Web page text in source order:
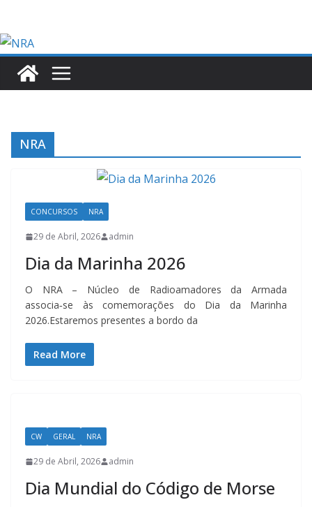
content
NRA
CONCURSOS NRA
29 de Abril, 2026 admin
Dia da Marinha 2026
O NRA – Núcleo de Radioamadores da Armada
associa‑se às comemorações do Dia da Marinha
2026.Estaremos presentes a bordo da
Read More
CW GERAL NRA
29 de Abril, 2026 admin
Dia Mundial do Código de Morse